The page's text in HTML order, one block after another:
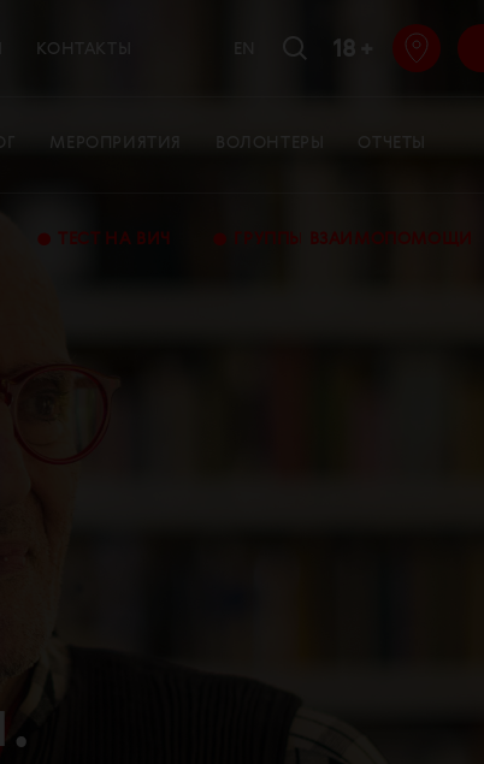
КОНТАКТЫ
МЕРОПРИЯТИЯ ВОЛОНТЕРЫ ОТЧЕТЫ
ТЕСТ НА ВИЧ • ГРУППЫ ВЗАИМОПОМОЩИ
EN 18 +